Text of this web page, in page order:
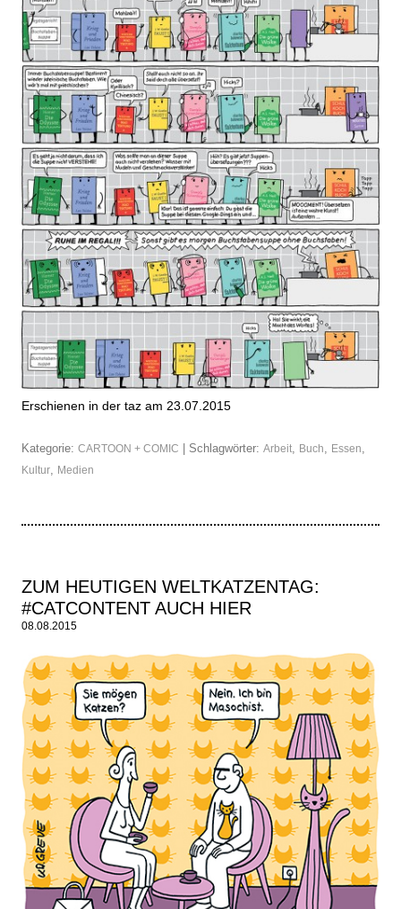
Erschienen in der taz am 23.07.2015
Kategorie: CARTOON + COMIC | Schlagwörter: Arbeit Buch Essen
Kultur Medien
ZUM HEUTIGEN WELTKATZENTAG:
#CATCONTENT AUCH HIER
08.08.2015